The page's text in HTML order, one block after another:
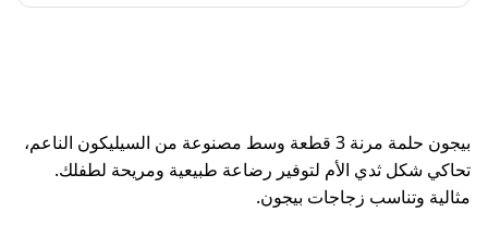
بيجون حلمة مرنة 3 قطعة وسط مصنوعة من السيليكون الناعم،
تحاكي شكل ثدي الأم لتوفير رضاعة طبيعية ومريحة لطفلك.
مثالية وتناسب زجاجات بيجون.